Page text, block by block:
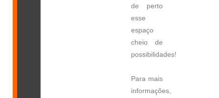
de perto
esse
espaço
cheio de
possibilidades!
Para mais
informações,